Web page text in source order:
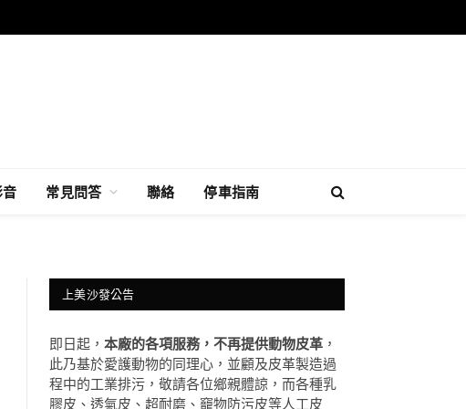
音 常見問答 聯絡 停車指南
上美沙發公告
即日起， 本廠的各項服務，不再提供動物皮革 ，
此乃基於愛護動物的同理心，並顧及皮革製造過
程中的工業排污，敬請各位鄉親體諒，而各種乳
膠皮、透氣皮、超耐磨、竉物防污皮等人工皮